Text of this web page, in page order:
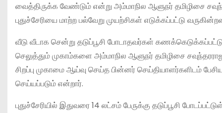
வைத்திருக்க வேண்டும் என்று அம்மாநில ஆளுநர் தமிழிசை
புதுச்சேரியை மாற்ற பல்வேறு முயற்சிகள் எடுக்கப்பட்டு
வீடு வீடாக சென்று தடுப்பூசி போடாதவர்கள்
செலுத்தும் முகாம்களை அம்மாநில ஆளுநர் தமிழிசை
சிறப்பு முகாமை ஆய்வு செய்த பின்னர் செய்தியாளர்களிடம்
செய்யப்படும் என்றார்.
புதுச்சேரியில் இதுவரை 14 லட்சம் பேருக்கு தடுப்பூசி